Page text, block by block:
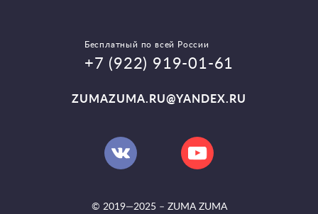
Бесплатный по всей России
+7 (922) 919-01-61
ZUMAZUMA.RU@YANDEX.RU
© 2019—2025 – ZUMA ZUMA